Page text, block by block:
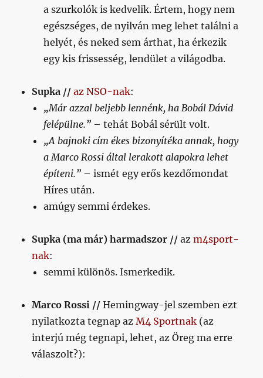
a szurkolók is kedvelik. Értem, hogy nem
egészséges, de nyilván meg lehet találni a
helyét, és neked sem árthat, ha érkezik
egy kis frissesség, lendület a világodba.
Supka //az NSO-nak:
„Már azzal beljebb lennénk, ha Bobál Dávid
felépülne.” – tehát Bobál sérült volt.
„A bajnoki cím ékes bizonyítéka annak, hogy
a Marco Rossi által lerakott alapokra lehet
építeni.” – ismét egy erős kezdőmondat
Híres után.
amúgy semmi érdekes.
Supka (ma már) harmadszor //azm4sport-
nak:
semmi különös. Ismerkedik.
Marco Rossi //Hemingway-jel szemben ezt
nyilatkozta tegnap azM4 Sportnak (az
interjú még tegnapi, lehet, az Öreg ma erre
válaszolt?):